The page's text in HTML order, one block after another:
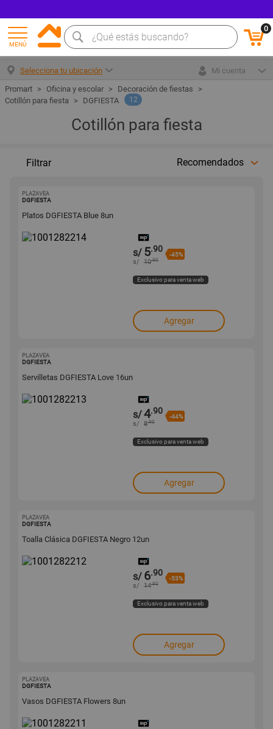
MENÚ
0
Selecciona tu ubicación
Mi cuenta
Oficina y escolar
Decoración de fiestas
Cotillón para fiesta
DGFIESTA 12
Cotillón para fiesta
Filtrar Recomendados
PLAZAVEA
DGFIESTA
Platos DGFIESTA Blue 8un
s/ 5.90
-45%
s/ 10.90
Exclusivo para venta web
Agregar
PLAZAVEA
DGFIESTA
Servilletas DGFIESTA Love 16un
s/4.90
-44%
s/ 8.90
Exclusivo para venta web
Agregar
PLAZAVEA
DGFIESTA
Toalla Clásica DGFIESTA Negro 12un
s/ 6.90
-53%
s/ 14.90
Exclusivo para venta web
Agregar
PLAZAVEA
DGFIESTA
Vasos DGFIESTA Flowers 8un